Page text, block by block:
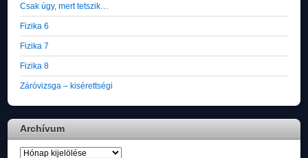
Csak úgy, mert tetszik…
Fizika 6
Fizika 7
Fizika 8
Záróvizsga – kisérettségi
Archívum
Archívum